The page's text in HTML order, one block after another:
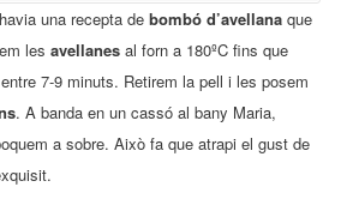
una recepta debombó d’avellana que
lesavellanes al forn a 180ºC fins que
7-9 minuts. Retirem la pell i les posem
. A banda en un cassó al bany Maria,
a sobre. Això fa que atrapi el gust de